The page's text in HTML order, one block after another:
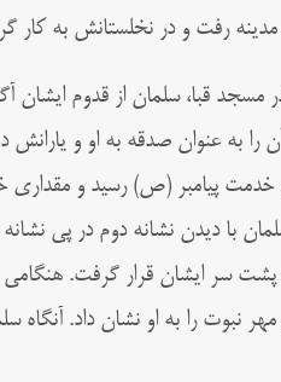
رفت و در نخلستانش به کار
قبا، سلمان از قدوم ایشان
به عنوان صدقه به او و یارانش
خدمت پیامبر (ص) رسید و مقداری
با دیدن نشانه دوم در پی
سر ایشان قرار گرفت. هنگامی
نبوت را به او نشان داد. آنگاه